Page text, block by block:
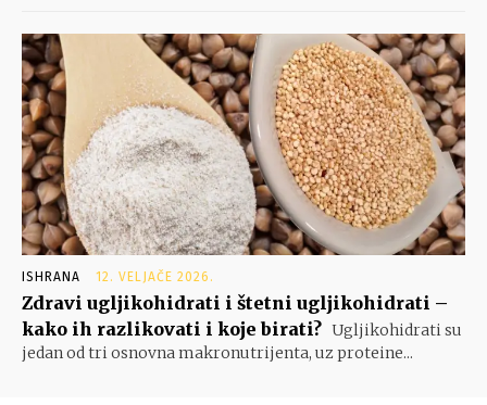
ISHRANA 12. VELJAČE 2026.
Zdravi ugljikohidrati i štetni ugljikohidrati –
kako ih razlikovati i koje birati? Ugljikohidrati su
jedan od tri osnovna makronutrijenta, uz proteine...